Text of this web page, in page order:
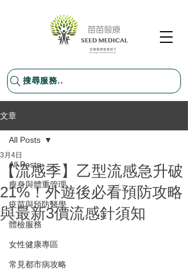
搜尋服務..
文章
All Posts
瘦身與體重管理
疫苗與預防醫學
體檢服務
女性健康專區
常見都市病攻略
All Posts
【流感季】乙型流感急升破
21%！外遊後必看預防攻略
與最新3價流感針須知
3月4日